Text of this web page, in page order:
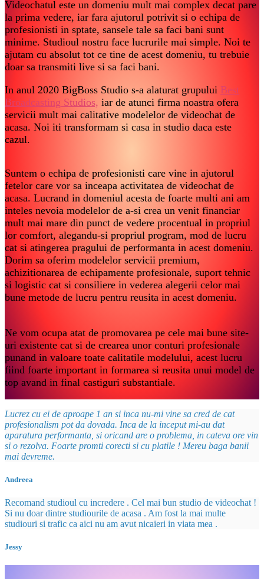
Videochatul este un domeniu mult mai complex decat pare
la prima vedere, iar fara ajutorul potrivit si o echipa de
profesionisti in sptate, sansele tale sa faci bani sunt
minime. Studioul nostru face lucrurile mai simple. Noi te
ajutam cu absolut tot ce tine de acest domeniu, tu trebuie
doar sa transmiti live si sa faci bani.
In anul 2020 BigBoss Studio s-a alaturat grupului Best
Broadcasting Studios, iar de atunci firma noastra ofera
servicii mult mai calitative modelelor de videochat de
acasa. Noi iti transformam si casa in studio daca este
cazul.
Suntem o echipa de profesionisti care vine in ajutorul
fetelor care vor sa inceapa activitatea de videochat de
acasa. Lucrand in domeniul acesta de foarte multi ani am
inteles nevoia modelelor de a-si crea un venit financiar
mult mai mare din punct de vedere procentual in propriul
lor comfort, alegandu-si propriul program, mod de lucru
cat si atingerea pragului de performanta in acest domeniu.
Dorim sa oferim modelelor servicii premium,
achizitionarea de echipamente profesionale, suport tehnic
si logistic cat si consiliere in vederea alegerii celor mai
bune metode de lucru pentru reusita in acest domeniu.
Ne vom ocupa atat de promovarea pe cele mai bune site-
uri existente cat si de crearea unor conturi profesionale
punand in valoare toate calitatile modelului, acest lucru
fiind foarte important in formarea si reusita unui model de
top avand in final castiguri substantiale.
Lucrez cu ei de aproape 1 an si inca nu-mi vine sa cred de cat
profesionalism pot da dovada. Inca de la inceput mi-au dat
aparatura performanta, si oricand are o problema, in cateva ore vin
si o rezolva. Foarte promti corecti si cu platile ! Mereu baga banii
mai devreme.
Andreea
Recomand studioul cu incredere . Cel mai bun studio de videochat !
Si nu doar dintre studiourile de acasa . Am fost la mai multe
studiouri si trafic ca aici nu am avut nicaieri in viata mea .
Jessy